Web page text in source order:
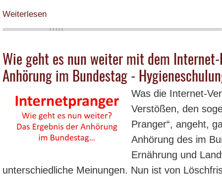
Weiterlesen
Wie geht es nun weiter mit dem
Anhörung im Bundestag -
Was die Internet-
Verstößen, den
Pranger“, angeht,
Anhörung des im
Ernährung und
unterschiedliche Meinungen. Nun ist von